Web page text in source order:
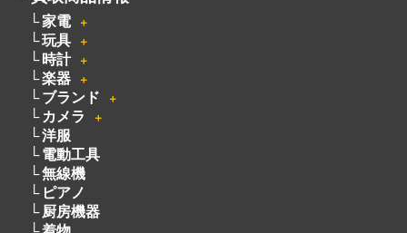
家電 ＋
玩具 ＋
時計 ＋
楽器 ＋
ブランド ＋
カメラ ＋
洋服
電動工具
無線機
ピアノ
厨房機器